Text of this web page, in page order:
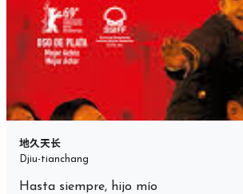
地久天长
Djiu-tianchang
Hasta siempre, hijo mío